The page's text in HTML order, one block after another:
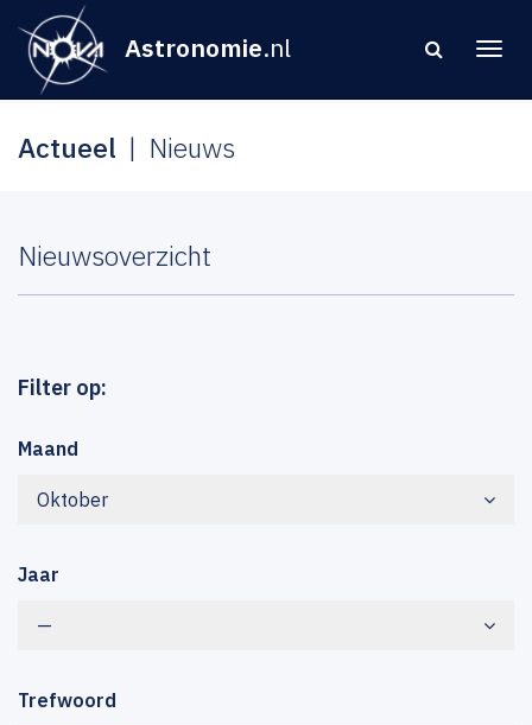
Astronomie.nl
Actueel Nieuws
Nieuwsoverzicht
Filter op:
Maand
Oktober
Jaar
—
Trefwoord